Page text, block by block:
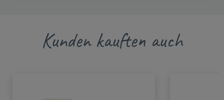
Kunden kauften auch